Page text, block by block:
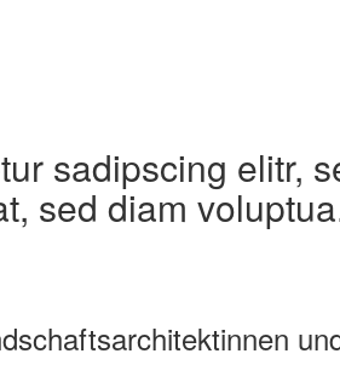
sadipscing elitr,
sed diam